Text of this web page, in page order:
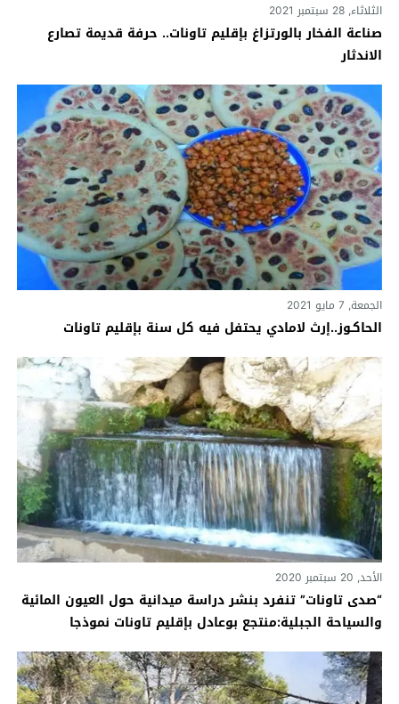
الثلاثاء, 28 سبتمبر 2021
صناعة الفخار بالورتزاغ بإقليم تاونات.. حرفة قديمة تصارع
الاندثار
الجمعة, 7 مايو 2021
الحاكـوز..إرث لامادي يحتفل فيه كل سنة بإقليم تاونات
الأحد, 20 سبتمبر 2020
“صدى تاونات” تنفرد بنشر دراسة ميدانية حول العيون المائية
والسياحة الجبلية:منتجع بوعادل بإقليم تاونات نموذجا